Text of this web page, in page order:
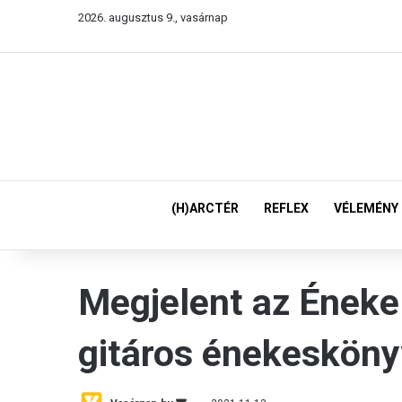
2026. augusztus 9., vasárnap
(H)ARCTÉR REFLEX VÉLEMÉNY
Megjelent az
gitáros